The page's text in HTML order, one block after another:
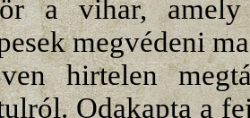
a vihar, amely
megvédeni
hirtelen
Odakapta a